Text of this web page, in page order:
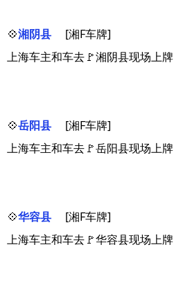
💠湘阴县
[湘F车牌]
上海车主和车去🚩湘阴县现场上牌
💠岳阳县
[湘F车牌]
上海车主和车去🚩岳阳县现场上牌
💠华容县
[湘F车牌]
上海车主和车去🚩华容县现场上牌